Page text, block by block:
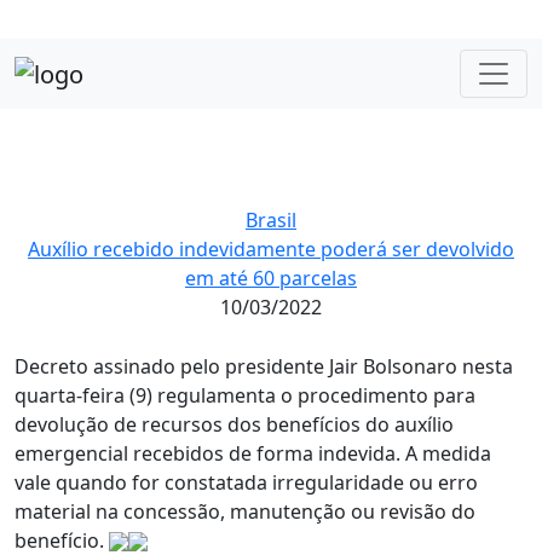
Brasil
Auxílio recebido indevidamente poderá ser devolvido
em até 60 parcelas
10/03/2022
Decreto assinado pelo presidente Jair Bolsonaro nesta
quarta-feira (9) regulamenta o procedimento para
devolução de recursos dos benefícios do auxílio
emergencial recebidos de forma indevida. A medida
vale quando for constatada irregularidade ou erro
material na concessão, manutenção ou revisão do
benefício.